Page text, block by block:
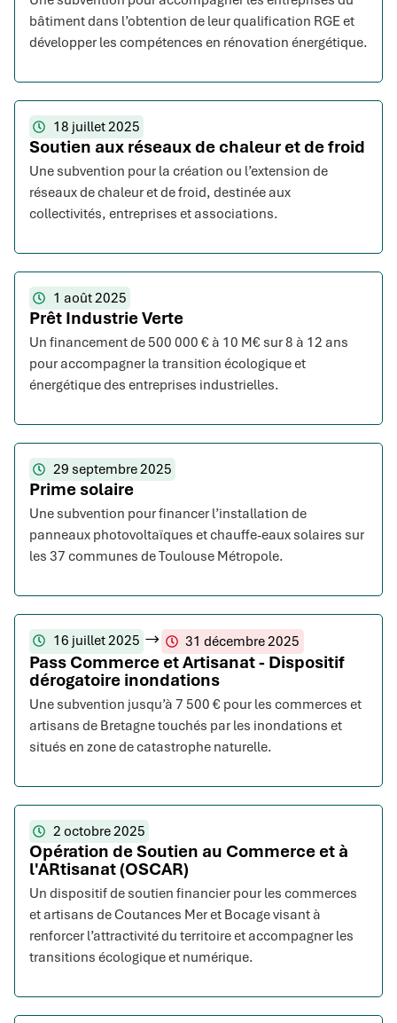
bâtiment dans l’obtention de leur qualification RGE et
développer les compétences en rénovation énergétique.
18 juillet 2025
Soutien aux réseaux de chaleur et de froid
Une subvention pour la création ou l’extension de
réseaux de chaleur et de froid, destinée aux
collectivités, entreprises et associations.
1 août 2025
Prêt Industrie Verte
Un financement de 500 000 € à 10 M€ sur 8 à 12 ans
pour accompagner la transition écologique et
énergétique des entreprises industrielles.
29 septembre 2025
Prime solaire
Une subvention pour financer l’installation de
panneaux photovoltaïques et chauffe-eaux solaires sur
les 37 communes de Toulouse Métropole.
16 juillet 2025 31 décembre 2025
Pass Commerce et Artisanat - Dispositif
dérogatoire inondations
Une subvention jusqu’à 7 500 € pour les commerces et
artisans de Bretagne touchés par les inondations et
situés en zone de catastrophe naturelle.
2 octobre 2025
Opération de Soutien au Commerce et à
l'ARtisanat (OSCAR)
Un dispositif de soutien financier pour les commerces
et artisans de Coutances Mer et Bocage visant à
renforcer l’attractivité du territoire et accompagner les
transitions écologique et numérique.